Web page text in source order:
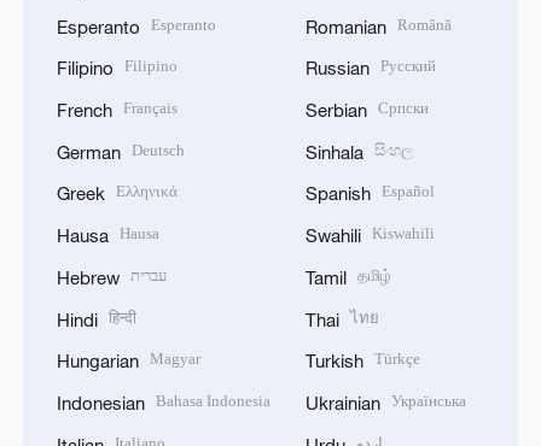
Esperanto Esperanto
Filipino Filipino
French Français
German Deutsch
Greek Ελληνικά
Hausa Hausa
Hebrew עברית
Hindi हिन्दी
Hungarian Magyar
Indonesian Bahasa Indonesia
Romanian Română
Russian Русский
Serbian Српски
Sinhala සිංහල
Spanish Español
Swahili Kiswahili
Tamil தமிழ்
Thai ไทย
Turkish Türkçe
Ukrainian Українська